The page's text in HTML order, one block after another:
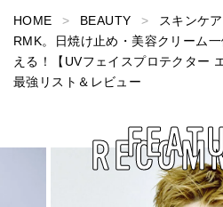
HOME BEAUTY スキンケア
RMK。日焼け止め・美容クリーム
える！【UVフェイスプロテクター
最強リスト＆レビュー